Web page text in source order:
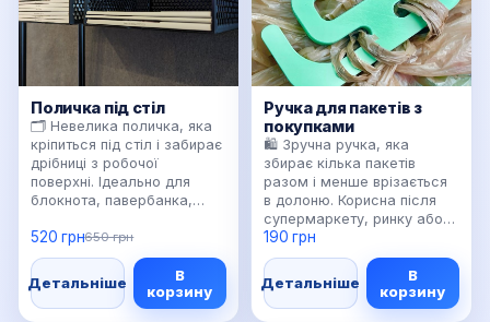
Поличка під стіл
🗂️ Невелика поличка, яка
кріпиться під стіл і забирає
дрібниці з робочої
поверхні. Ідеально для
блокнота, павербанка,
канцелярії. Допомагає
зробити стіл чистішим без
додаткових органайзерів
зверху. Колір можна
підібрати під меблі або
520 грн650 грн
Детальніше
В
корзину
Ручка для пакетів з
покупками
🛍️ Зручна ручка, яка
збирає кілька пакетів
разом і менше врізається
в долоню. Корисна після
супермаркету, ринку або
коли потрібно донести
багато речей за один раз.
Компактна, міцна й легко
кидається в авто, рюкзак
або шухляду біля входу. 💪
190 грн
Детальніше
В
корзину